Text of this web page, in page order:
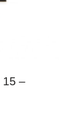
15 –